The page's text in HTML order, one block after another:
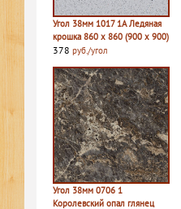
Угол 38мм 1017 1A Ледяная
крошка 860 х 860 (900 х 900)
378 руб./угол
Угол 38мм 0706 1
Королевский опал глянец